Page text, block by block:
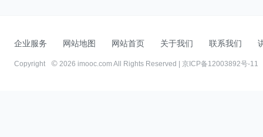
企业服务 网站地图 网站首页 关于我们 联系我们
Copyright 2026 imooc.com All Rights Reserved | 京ICP备12003892号-11